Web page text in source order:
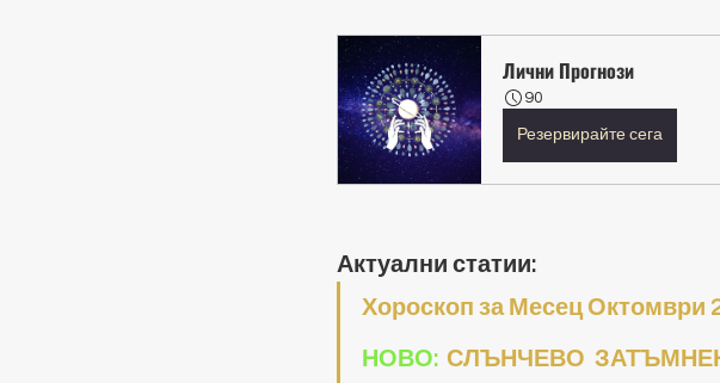
Лични Прогнози
90
Резервирайте сега
Актуални статии:
Хороскоп за Месец Октомври
НОВО: СЛЪНЧЕВО